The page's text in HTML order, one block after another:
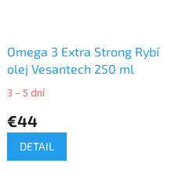
Omega 3 Extra Strong Rybí
olej Vesantech 250 ml
3 – 5 dní
€44
DETAIL